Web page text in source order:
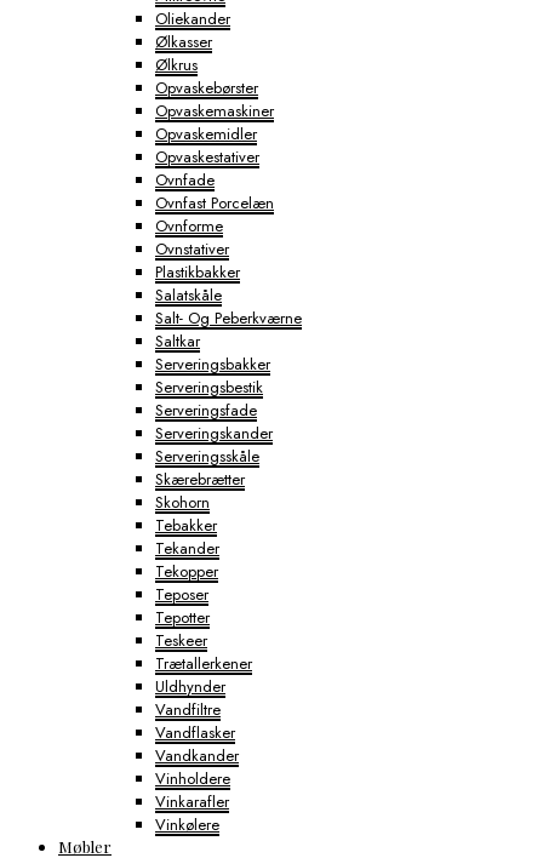
Oliekander
Ølkasser
Ølkrus
Opvaskebørster
Opvaskemaskiner
Opvaskemidler
Opvaskestativer
Ovnfade
Ovnfast Porcelæn
Ovnforme
Ovnstativer
Plastikbakker
Salatskåle
Salt- Og Peberkværne
Saltkar
Serveringsbakker
Serveringsbestik
Serveringsfade
Serveringskander
Serveringsskåle
Skærebrætter
Skohorn
Tebakker
Tekander
Tekopper
Teposer
Tepotter
Teskeer
Trætallerkener
Uldhynder
Vandfiltre
Vandflasker
Vandkander
Vinholdere
Vinkarafler
Vinkølere
Møbler